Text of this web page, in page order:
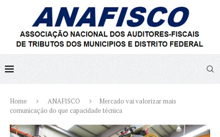
Home ANAFISCO
Mercado vai valorizar mais
comunicação do que capacidade técnica